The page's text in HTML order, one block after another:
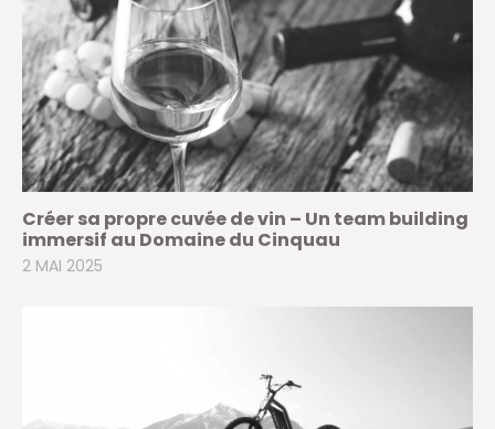
Créer sa propre cuvée de vin – Un team building
immersif au Domaine du Cinquau
2 MAI 2025